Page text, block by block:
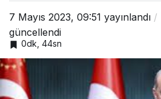
7 Mayıs 2023, 09:51 yayınlandı
güncellendi
0dk, 44sn